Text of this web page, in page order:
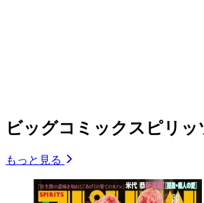
ビッグコミックスピリッ
もっと見る